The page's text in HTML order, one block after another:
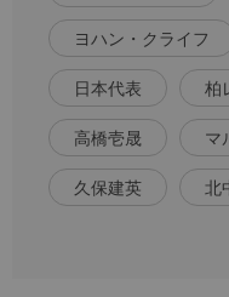
ヨハン・クライフ
日本代表 柏
高橋壱晟 マ
久保建英 北